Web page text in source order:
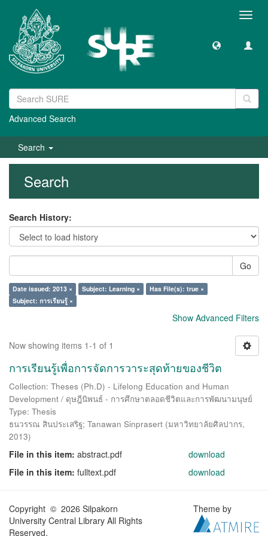
Advanced Search
Search
Search
Search History:
Go
Date issued: 2013 × Subject: Learning ×
Has File(s): true ×
Subject: การเรียนรู้ ×
Show Advanced Filters
Now showing items 1-1 of 1
การเรียนรู้เพื่อการจัดการวาระสุดท้ายของชีวิต
Collection: Theses (Ph.D) - Lifelong Education and Human
Development / ดุษฎีนิพนธ์ - การศึกษาตลอดชีวิตและการพัฒนามนุษย์
Type: Thesis
ธนวรรณ สินประเสริฐ; Tanawan Sinprasert (มหาวิทยาลัยศิลปากร,
2013)
File in this item: abstract.pdf
download
File in this item: fulltext.pdf download
Copyright © 2026 Silpakorn
University Central Library All Rights
Reserved.
Theme by